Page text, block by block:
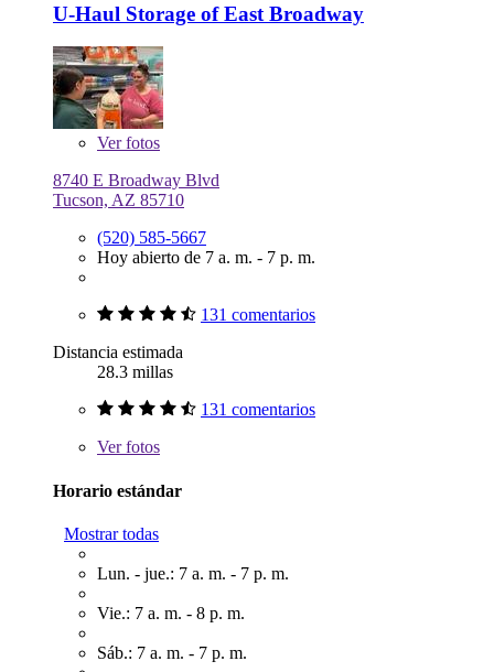
U-Haul Storage of East Broadway
Verfotos
8740 E Broadway Blvd
Tucson, AZ 85710
(520) 585-5667
Hoy abierto de 7 a. m. - 7 p. m.
131 comentarios
Distancia estimada
28.3 millas
131 comentarios
Verfotos
Horario estándar
Mostrar todas
Lun. - jue.: 7 a. m. - 7 p. m.
Vie.: 7 a. m. - 8 p. m.
Sáb.: 7 a. m. - 7 p. m.